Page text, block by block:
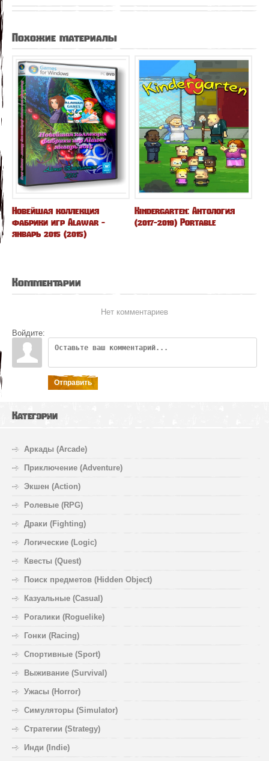
Похожие материалы
Новейшая коллекция
фабрики игр Alawar -
январь 2015 (2015)
Kindergarten: Антология
(2017-2019) Portable
Комментарии
Нет комментариев
Войдите:
Отправить
Категории
Аркады (Arcade)
Приключение (Adventure)
Экшен (Action)
Ролевые (RPG)
Драки (Fighting)
Логические (Logic)
Квесты (Quest)
Поиск предметов (Hidden Object)
Казуальные (Casual)
Рогалики (Roguelike)
Гонки (Racing)
Спортивные (Sport)
Выживание (Survival)
Ужасы (Horror)
Симуляторы (Simulator)
Стратегии (Strategy)
Инди (Indie)